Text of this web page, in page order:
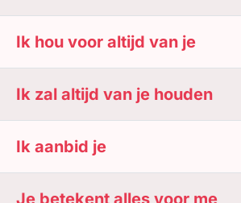
Ik hou voor altijd van je
Ik zal altijd van je houden
Ik aanbid je
Je betekent alles voor me